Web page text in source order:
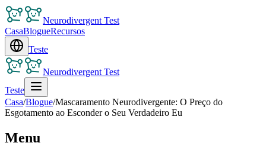
Neurodivergent Test
CasaBlogueRecursos
Teste
Neurodivergent Test
Teste
Casa/Blogue/Mascaramento Neurodivergente: O Preço do
Esgotamento ao Esconder o Seu Verdadeiro Eu
Menu